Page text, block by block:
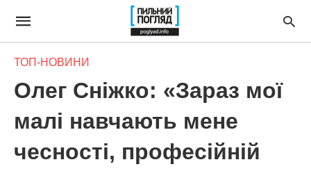
ТОП-НОВИНИ
Олег Сніжко: «Зараз мої
малі навчають мене
чесності, професійній